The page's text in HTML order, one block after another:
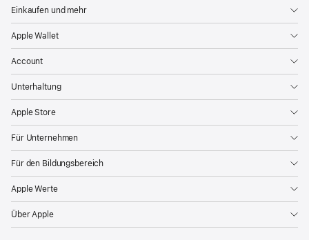
Einkaufen und mehr
Apple Wallet
Account
Unterhaltung
Apple Store
Für Unternehmen
Für den Bildungsbereich
Apple Werte
Über Apple